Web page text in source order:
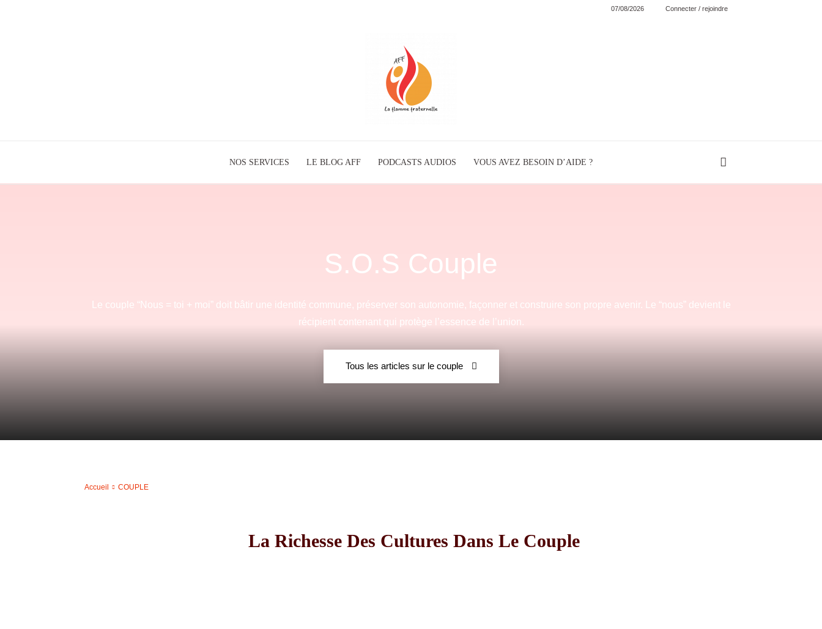
07/08/2026 Connecter / rejoindre
La
Fraternelle
NOS SERVICES LE BLOG AFF PODCASTS AUDIOS VOUS AVEZ BESOIN D’AIDE ?
S.O.S Couple
Le couple “Nous = toi + moi” doit bâtir une identité commune, préserver son autonomie, façonner et construire son propre avenir. Le “nous” devient le
récipient contenant qui protège l’essence de l’union.
Tous les articles sur le couple
Accueil COUPLE
La Richesse Des Cultures Dans Le Couple